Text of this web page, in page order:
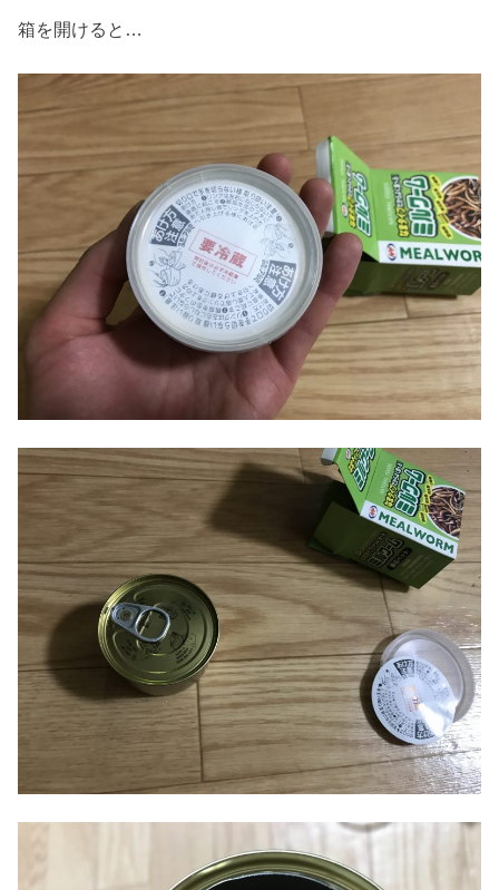
箱を開けると…